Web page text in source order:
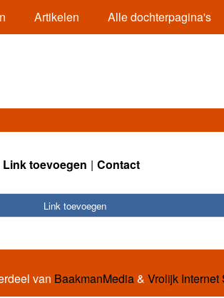
Artikelen Alle dochterpagina's
Link toevoegen Contact
Link toevoegen
van BaakmanMedia& Vrolijk Internet